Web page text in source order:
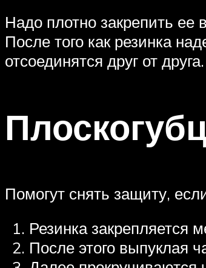
Надо плотно закрепить ее
После того как резинка
отсоединятся друг от друга.
Помогут снять защиту,
Резинка закрепляется
После этого выпуклая